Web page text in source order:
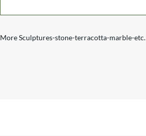
More Sculptures-stone-terracotta-marble-etc.